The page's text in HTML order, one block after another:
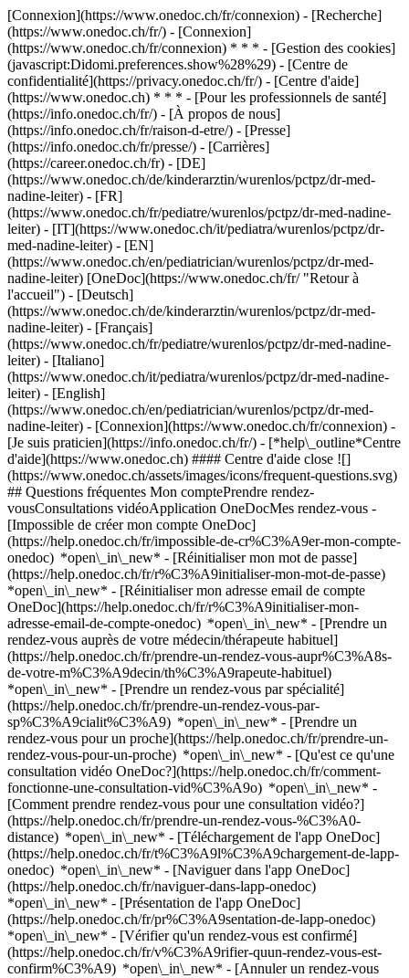
[Connexion](https://www.onedoc.ch/fr/connexion) - [Recherche]
(https://www.onedoc.ch/fr/) - [Connexion]
(https://www.onedoc.ch/fr/connexion) * * * - [Gestion des cookies]
(javascript:Didomi.preferences.show%28%29) - [Centre de
confidentialité](https://privacy.onedoc.ch/fr/) - [Centre d'aide]
(https://www.onedoc.ch) * * * - [Pour les professionnels de santé]
(https://info.onedoc.ch/fr/) - [À propos de nous]
(https://info.onedoc.ch/fr/raison-d-etre/) - [Presse]
(https://info.onedoc.ch/fr/presse/) - [Carrières]
(https://career.onedoc.ch/fr) - [DE]
(https://www.onedoc.ch/de/kinderarztin/wurenlos/pctpz/dr-med-
nadine-leiter) - [FR]
(https://www.onedoc.ch/fr/pediatre/wurenlos/pctpz/dr-med-nadine-
leiter) - [IT](https://www.onedoc.ch/it/pediatra/wurenlos/pctpz/dr-
med-nadine-leiter) - [EN]
(https://www.onedoc.ch/en/pediatrician/wurenlos/pctpz/dr-med-
nadine-leiter) [OneDoc](https://www.onedoc.ch/fr/ "Retour à
l'accueil") - [Deutsch]
(https://www.onedoc.ch/de/kinderarztin/wurenlos/pctpz/dr-med-
nadine-leiter) - [Français]
(https://www.onedoc.ch/fr/pediatre/wurenlos/pctpz/dr-med-nadine-
leiter) - [Italiano]
(https://www.onedoc.ch/it/pediatra/wurenlos/pctpz/dr-med-nadine-
leiter) - [English]
(https://www.onedoc.ch/en/pediatrician/wurenlos/pctpz/dr-med-
nadine-leiter) - [Connexion](https://www.onedoc.ch/fr/connexion) -
[Je suis praticien](https://info.onedoc.ch/fr/) - [*help\_outline*Centre
d'aide](https://www.onedoc.ch) #### Centre d'aide close ![]
(https://www.onedoc.ch/assets/images/icons/frequent-questions.svg)
## Questions fréquentes Mon comptePrendre rendez-
vousConsultations vidéoApplication OneDocMes rendez-vous -
[Impossible de créer mon compte OneDoc]
(https://help.onedoc.ch/fr/impossible-de-cr%C3%A9er-mon-compte-
onedoc) *open\_in\_new* - [Réinitialiser mon mot de passe]
(https://help.onedoc.ch/fr/r%C3%A9initialiser-mon-mot-de-passe)
*open\_in\_new* - [Réinitialiser mon adresse email de compte
OneDoc](https://help.onedoc.ch/fr/r%C3%A9initialiser-mon-
adresse-email-de-compte-onedoc) *open\_in\_new* - [Prendre un
rendez-vous auprès de votre médecin/thérapeute habituel]
(https://help.onedoc.ch/fr/prendre-un-rendez-vous-aupr%C3%A8s-
de-votre-m%C3%A9decin/th%C3%A9rapeute-habituel)
*open\_in\_new* - [Prendre un rendez-vous par spécialité]
(https://help.onedoc.ch/fr/prendre-un-rendez-vous-par-
sp%C3%A9cialit%C3%A9) *open\_in\_new* - [Prendre un
rendez-vous pour un proche](https://help.onedoc.ch/fr/prendre-un-
rendez-vous-pour-un-proche) *open\_in\_new* - [Qu'est ce qu'une
consultation vidéo OneDoc?](https://help.onedoc.ch/fr/comment-
fonctionne-une-consultation-vid%C3%A9o) *open\_in\_new* -
[Comment prendre rendez-vous pour une consultation vidéo?]
(https://help.onedoc.ch/fr/prendre-un-rendez-vous-%C3%A0-
distance) *open\_in\_new* - [Téléchargement de l'app OneDoc]
(https://help.onedoc.ch/fr/t%C3%A9l%C3%A9chargement-de-lapp-
onedoc) *open\_in\_new* - [Naviguer dans l'app OneDoc]
(https://help.onedoc.ch/fr/naviguer-dans-lapp-onedoc)
*open\_in\_new* - [Présentation de l'app OneDoc]
(https://help.onedoc.ch/fr/pr%C3%A9sentation-de-lapp-onedoc)
*open\_in\_new* - [Vérifier qu'un rendez-vous est confirmé](https://help.onedoc.ch/fr/v%C3%A9rifier-quun-rendez-vous-est-confirm%C3%A9) *open\_in\_new* - [Annuler un rendez-vous pris en ligne sur OneDoc](https://help.onedoc.ch/fr/annuler-un-rendez-vous-pris-en-ligne-sur-onedoc) *open\_in\_new* - [Je ne reçois pas de confirmation de rendez-vous](https://help.onedoc.ch/fr/je-ne-re%C3%A7ois-pas-de-confirmation-de-rendez-vous) *open\_in\_new* [Voir tous nos articles *open\_in\_new*](https://help.onedoc.ch/fr/) ![Dr. med. Leiter, pédiatre à Würenlos](https://assets.onedoc.ch/images/users/6993aeeccc7cd3dcb78de997c710fe9f91f2abab843879daaadcf92d28b0aa8a-small.png "Dr. med. Leiter, pédiatre à Würenlos") *photo\_camera*+ 5 photos # Dr. med. Nadine Leiter ## Pédiatre Résumé Carte Présentation ![Icône patient avec un signe plus annonçant que le professionnel accepte de nouveaux patients](https://www.onedoc.ch/assets/images/icons/new-patients.svg) ### Patients acceptés Dr. med. Nadine Leiter accepte les nouveaux patients ![Icône mallette annonçant les spécialités du professionnel de santé](https://www.onedoc.ch/assets/images/icons/specialties.svg) ### Spécialités Pédiatrie ![Icône microscope annonçant les expertises dans lesquelles le professionnel est spécialisé](https://www.onedoc.ch/assets/images/icons/expertises.svg) ### Expertises Accompagnement au développement personnel Bilan de santé chez l’enfant Examen physique à l'école | Bilan de santé à l'école [*arrow\_drop\_down*Voir plus](https://www.onedoc.ch) ![Marqueur annonçant la carte et les informations d’accès du cabinet](https://www.onedoc.ch/assets/images/icons/map.svg) ### Carte et informations d'accès #### [Ärztezentrum Würenlos](https://www.onedoc.ch/fr/cabinet-de-groupe/wurenlos/emgx/arztezentrum-wurenlos) Grosszelgstrasse 18 5436 Würenlos #### Horaire d'ouverture Actuellement fermé - Ouvre à 08:00 *expand\_more* Lundi: 08:00 - 12:00 et 13:00 - 18:00 Mardi: 08:00 - 12:00 et 13:00 - 18:00 Mercredi: 08:00 - 12:00 et 13:00 - 18:00 Jeudi: 08:00 - 12:00 et 13:00 - 18:00 Vendredi: 08:00 - 12:00 et 13:00 - 18:00 Samedi: Fermé Dimanche: Fermé ![Icône document annonçant la présentation de l’établissement](https://www.onedoc.ch/assets/images/icons/presentation.svg) ### Présentation du professionnel de santé Dr. med. Leiter, __pédiatre à Würenlos__, vous reçoit dans son cabinet Grosszelgstrasse 18. Dr. med. Leiter est spécialiste en __pédiatrie à Würenlos__. Sélectionnez une disponibilité et __prenez rendez-vous en ligne__ en quelques clics avec Dr. med. Leiter. [![Dr. med. Leiter, pédiatre à Würenlos](https://assets.onedoc.ch/images/users/6993aeeccc7cd3dcb78de997c710fe9f91f2abab843879daaadcf92d28b0aa8a-small.png "Dr. med. Leiter, pédiatre à Würenlos")](https://assets.onedoc.ch/images/users/6993aeeccc7cd3dcb78de997c710fe9f91f2abab843879daaadcf92d28b0aa8a.png)[![Ärztezentrum Würenlos, cabinet de groupe à Würenlos](https://assets.onedoc.ch/images/entities/7533de33ac9a93dccff8cf1c073666326e63279204946c70cab5eed3cd5c6cb1-small.png "Ärztezentrum Würenlos, cabinet de groupe à Würenlos")](https://assets.onedoc.ch/images/entities/7533de33ac9a93dccff8cf1c073666326e63279204946c70cab5eed3cd5c6cb1.png)[![Ärztezentrum Würenlos, cabinet de groupe à Würenlos](https://assets.onedoc.ch/images/entities/f20acadeb5b197d224cb529b8b741c6886b8390e9e458cdfadb4289caf0a25b0-small.jpg "Ärztezentrum Würenlos, cabinet de groupe à Würenlos")](https://assets.onedoc.ch/images/entities/f20acadeb5b197d224cb529b8b741c6886b8390e9e458cdfadb4289caf0a25b0.jpg)[![Ärztezentrum Würenlos, cabinet de groupe à Würenlos](https://assets.onedoc.ch/images/entities/62cf874b53183a6de6a7e2cc64eaad971836f9b25944f1918df98918cd84ed01-small.jpg "Ärztezentrum Würenlos, cabinet de groupe à Würenlos")](https://assets.onedoc.ch/images/entities/62cf874b53183a6de6a7e2cc64eaad971836f9b25944f1918df98918cd84ed01.jpg)[![Ärztezentrum Würenlos, cabinet de groupe à Würenlos](https://assets.onedoc.ch/images/entities/1d97129a160673d9819656c580efb87bb5fa2b4a87ed08cd99d253b1e5b4571e-small.jpg "Ärztezentrum Würenlos, cabinet de groupe à Würenlos")](https://assets.onedoc.ch/images/entities/1d97129a160673d9819656c580efb87bb5fa2b4a87ed08cd99d253b1e5b4571e.jpg)[![Ärztezentrum Würenlos, cabinet de groupe à Würenlos](https://assets.onedoc.ch/images/entities/89beb3fdc007f297fe50619e5661b42f1e0ce3db1f1545ff750f3004391a85b4-small.jpg "Ärztezentrum Würenlos, cabinet de groupe à Würenlos")](https://assets.onedoc.ch/images/entities/89beb3fdc007f297fe50619e5661b42f1e0ce3db1f1545ff750f3004391a85b4.jpg) * * * #### Langues parlées allemand #### Site web [Voir le site *open\_in\_new*](https://aezw.ch/) ![Icône bulle de dialogue annonçant la section FAQ](https://www.onedoc.ch/assets/images/icons/faq.svg) ### FAQ *expand\_more* *keyboard\_arrow\_right* ## Quelle est l'adresse de Dr. med. Nadine Leiter? Dr. med. Nadine Leiter reçoit des patients à Grosszelgstrasse 18, 5436 Würenlos. * * * *keyboard\_arrow\_right* ## Quelles sont les langues parlées par Dr. med. Nadine Leiter? Dr. med. Nadine Leiter propose des consultations en allemand. * * * *keyboard\_arrow\_right* ## Quels sont les horaires de consultation de Dr. med. Nadine Leiter? Les horaires de consultation de Dr. med. Nadine Leiter sont: - #### [Ärztezentrum Würenlos](https://www.onedoc.ch/fr/cabinet-de-groupe/wurenlos/emgx/arztezentrum-wurenlos) : Grosszelgstrasse 18, 5436 Würenlos - Le lundi de 08:00 à 12:00 et de 13:00 à 18:00 - Le mardi de 08:00 à 12:00 et de 13:00 à 18:00 - Le mercredi de 08:00 à 12:00 et de 13:00 à 18:00 - Le jeudi de 08:00 à 12:00 et de 13:00 à 18:00 - Le vendredi de 08:00 à 12:00 et de 13:00 à 18:00 - Le samedi fermé - Le dimanche fermé * * * *keyboard\_arrow\_right* ## Quel est le site web de Dr. med. Nadine Leiter? Vous pouvez consulter le site web de Dr. med. Nadine Leiter à l'adresse suivante: [https://aezw.ch/ *open\_in\_new*](https://aezw.ch/) . * * * *keyboard\_arrow\_right* ## Quel est le numéro de téléphone de Dr. med. Nadine Leiter? Le numéro de téléphone de Dr. med. Nadine Leiter est [056 436 81 81](tel:+41564368181). * * * *keyboard\_arrow\_right* ## Est-ce que Dr. med. Nadine Leiter accepte les nouveaux patients? Oui, Dr. med. Nadine Leiter accepte les nouveaux patients. Pour prendre rendez-vous, les nouveaux patients peuvent facilement réserver en ligne via OneDoc. * * * *keyboard\_arrow\_right* ## Quelles sont les spécialités de Dr. med. Nadine Leiter? Dr. med. Nadine Leiter est spécialiste en [pédiatrie](https://www.onedoc.ch/fr/pediatre/wurenlos) à Würenlos. * * * *keyboard\_arrow\_right* ## Quelles sont les expertises de Dr. med. Nadine Leiter? Les expertises de Dr. med. Nadine Leiter à Würenlos sont: [Accompagnement au développement personnel](https://www.onedoc.ch/fr/accompagnement-au-developpement-personnel/wurenlos), [Bilan de santé chez l’enfant](https://www.onedoc.ch/fr/bilan-de-sante-chez-l-enfant/wurenlos) et [Examen physique à l'école | Bilan de santé à l'école](https://www.onedoc.ch/fr/examen-physique-a-l-ecole-bilan-de-sante-a-l-ecole/wurenlos). 1. [OneDoc](https://www.onedoc.ch/fr/)/ 2. [Pédiatre](https://www.onedoc.ch/fr/pediatre)/ 3. [Canton d'Argovie](https://www.onedoc.ch/fr/pediatre/canton-d-argovie)/ 4. [Würenlos](https://www.onedoc.ch/fr/pediatre/wurenlos)/ 5. Dr. med. Nadine Leiter ### Prenez RDV avec Dr. med. Nadine Leiter Renseignez les informations suivantes #### Pas de disponibilité en ligne pour le moment. Pour prendre rendez-vous avec Dr. med. Nadine Leiter, merci d'appeler le numéro: [056 436 81 81](tel:+41564368181) ### Téléchargez l'app OneDoc Prenez rendez-vous en ligne chez un médecin, un dentiste ou un thérapeute proche de vous en Suisse. L'application OneDoc vous permet de gérer tous vos rendez-vous médicaux depuis votre natel, n'importe où et n'importe quand. ![Code QR redirigeant vers l’App Store ou Google Play pour télécharger l’app OneDoc Patients](https://www.onedoc.ch/assets/images/download-app-qr.jpeg) Scannez le QR code pour télécharger l’application [![Téléchargez notre application sur l'App Store!](https://www.onedoc.ch/assets/images/app-store-badge-fr.svg)](https://apps.apple.com/ch/app/onedoc/id1592376413?l=fr)[![Téléchargez notre application sur le Google Play Store!](https://www.onedoc.ch/assets/images/google-play-badge-fr.png)](https://play.google.com/store/apps/details?id=ch.onedoc.patient&hl=fr-CH) *keyboard\_arrow\_right* ## Spécialités associées [Pédiatre à Zurich](https://www.onedoc.ch/fr/pediatre/zurich)[Pédiatre à Rheinfelden](https://www.onedoc.ch/fr/pediatre/rheinfelden)[Pédiatre à Liestal](https://www.onedoc.ch/fr/pediatre/liestal)[Pédiatre à Würenlos](https://www.onedoc.ch/fr/pediatre/wurenlos)[Pédiatre à Baden](https://www.onedoc.ch/fr/pediatre/baden)[Pédiatre à Uster](https://www.onedoc.ch/fr/pediatre/uster)[Pédiatre à Dübendorf](https://www.onedoc.ch/fr/pediatre/dubendorf)[Pédiatre à Frauenfeld](https://www.onedoc.ch/fr/pediatre/frauenfeld)[Pédiatre à Winterthour](https://www.onedoc.ch/fr/pediatre/winterthour)[Pédiatre à Hittnau](https://www.onedoc.ch/fr/pediatre/hittnau)[Pédiatre à Fislisbach](https://www.onedoc.ch/fr/pediatre/fislisbach)[Pédiatre à Meisterschwanden](https://www.onedoc.ch/fr/pediatre/meisterschwanden)[Pédiatre à Wallisellen](https://www.onedoc.ch/fr/pediatre/wallisellen)[Pédiatre à Dielsdorf](https://www.onedoc.ch/fr/pediatre/dielsdorf)[Pédiatre à Hildisrieden](https://www.onedoc.ch/fr/pediatre/hildisrieden)[Pédiatre à Hochdorf](https://www.onedoc.ch/fr/pediatre/hochdorf)[Pédiatre à Kilchberg](https://www.onedoc.ch/fr/pediatre/kilchberg)[Pédiatre à Meilen](https://www.onedoc.ch/fr/pediatre/meilen)[Pédiatre à Obfelden](https://www.onedoc.ch/fr/pediatre/obfelden)[Pédiatre à Pfungen](https://www.onedoc.ch/fr/pediatre/pfungen)[Pédiatre à Kloten](https://www.onedoc.ch/fr/pediatre/kloten) *keyboard\_arrow\_right* ## Expertises associées [Accompagnement au développem